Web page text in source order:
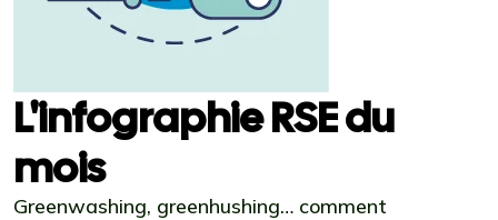
L'infographie RSE du
mois
Greenwashing, greenhushing… comment